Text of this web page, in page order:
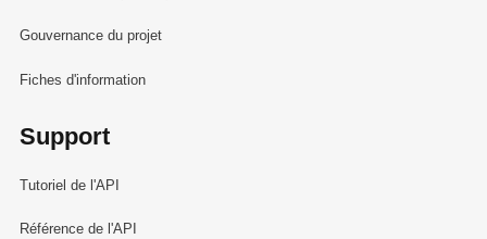
Gouvernance du projet
Fiches d'information
Support
Tutoriel de l'API
Référence de l'API